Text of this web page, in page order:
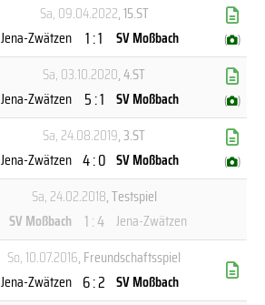
Sa, 09.04.2022, 15.ST
Jena-Zwätzen 1 : 1 SV Moßbach ( )
Sa, 03.10.2020, 4.ST
Jena-Zwätzen 5 : 1 SV Moßbach ( )
Sa, 24.08.2019, 3.ST
Jena-Zwätzen 4 : 0 SV Moßbach ( )
Sa, 24.02.2018, Testspiel
SV Moßbach 1 : 4 Jena-Zwätzen
So, 10.07.2016, Freundschaftsspiel
Jena-Zwätzen 6 : 2 SV Moßbach